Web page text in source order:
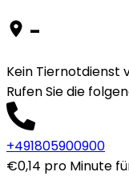
-
Kein Tiernotdienst
Rufen Sie die
+491805900900
€0,14 pro Minute